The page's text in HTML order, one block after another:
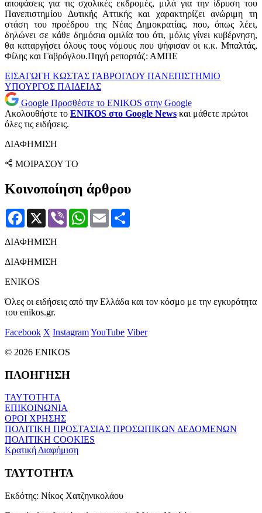
αποφάσεις για τις σχολικές εκδρομές, μιλά για την ίδρυση του
Πανεπιστημίου Δυτικής Αττικής και χαρακτηρίζει ανώριμη τη
στάση του προέδρου της Νέας Δημοκρατίας, που, όπως λέει,
δηλώνει σε κάθε δημόσια ομιλία του ότι, μόλις γίνει κυβέρνηση,
θα καταργήσει όλους τους νόμους που ψήφισαν οι κ.κ. Μπαλτάς,
Φίλης και Γαβρόγλου.Πηγή ρεπορτάζ: ΑΜΠΕ
ΕΙΣΑΓΩΓΗ ΚΩΣΤΑΣ ΓΑΒΡΟΓΛΟΥ ΠΑΝΕΠΙΣΤΗΜΙΟ
ΥΠΟΥΡΓΟΣ ΠΑΙΔΕΙΑΣ
Google Προσθέστε το ENIKOS στην Google
Ακολουθήστε το ENIKOS στο Google News και μάθετε πρώτοι
όλες τις ειδήσεις.
ΔΙΑΦΗΜΙΣΗ
ΜΟΙΡΑΣΟΥ ΤΟ
Κοινοποίηση άρθρου
Facebook
X Viber WhatsApp
Email
ΔΙΑΦΗΜΙΣΗ
ΔΙΑΦΗΜΙΣΗ
ENIKOS
Όλες οι ειδήσεις από την Ελλάδα και τον κόσμο με την εγκυρότητα
του enikos.gr.
Facebook X InstagramYouTube Viber
© 2026 ENIKOS
ΠΛΟΗΓΗΣΗ
ΤΑΥΤΟΤΗΤΑ
ΕΠΙΚΟΙΝΩΝΙΑ
ΟΡΟΙ ΧΡΗΣΗΣ
ΠΟΛΙΤΙΚΗ ΠΡΟΣΤΑΣΙΑΣ ΠΡΟΣΩΠΙΚΩΝ ΔΕΔΟΜΕΝΩΝ
ΠΟΛΙΤΙΚΗ COOKIES
Κρατική Διαφήμιση
ΤΑΥΤΟΤΗΤΑ
Εκδότης: Νίκος Χατζηνικολάου